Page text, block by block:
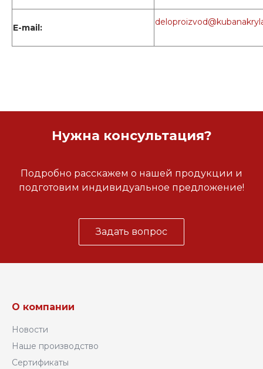
E-mail:
Нужна консультация?
Подробно расскажем о нашей продукции и
подготовим индивидуальное предложение!
Задать вопрос
О компании
Новости
Наше производство
Сертификаты